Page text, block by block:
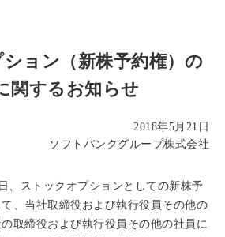
ョン（新株予約権）の
関するお知らせ
2018年5月21日
ソフトバンクグループ株式会社
、ストックオプションとしての新株予
、当社取締役および執行役員その他の
取締役および執行役員その他の社員に